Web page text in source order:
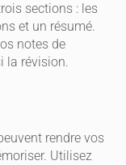
sections : les
et un résumé.
notes de
la révision.
rendre vos
Utilisez